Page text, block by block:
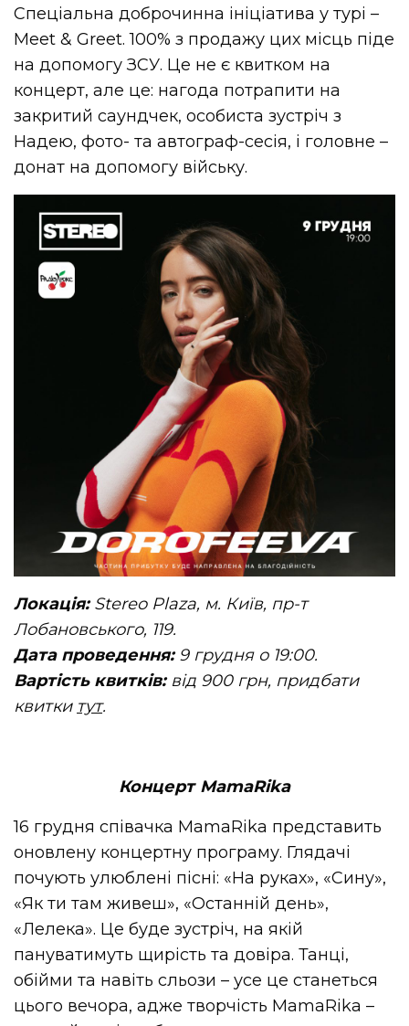
Спеціальна доброчинна ініціатива у турі –
Meet & Greet. 100% з продажу цих місць піде
на допомогу ЗСУ. Це не є квитком на
концерт, але це: нагода потрапити на
закритий саундчек, особиста зустріч з
Надею, фото- та автограф-сесія, і головне –
донат на допомогу війську.
Локація:Stereo Plaza, м. Київ, пр-т
Лобановського, 119.
Дата проведення:9 грудня о 19:00.
Вартість квитків:від 900 грн, придбати
квитки тут.
Концерт MamaRika
16 грудня співачка MamaRika представить
оновлену концертну програму. Глядачі
почують улюблені пісні: «На руках», «Сину»,
«Як ти там живеш», «Останній день»,
«Лелека». Це буде зустріч, на якій
пануватимуть щирість та довіра. Танці,
обійми та навіть сльози – усе це станеться
цього вечора, адже творчість MamaRika –